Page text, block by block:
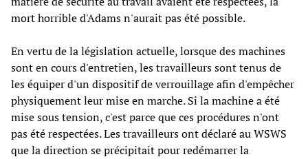
mort horrible d'Adams n'aurait pas été possible.
En vertu de la législation actuelle, lorsque des machines
sont en cours d'entretien, les travailleurs sont tenus de
les équiper d'un dispositif de verrouillage afin d'empêcher
physiquement leur mise en marche. Si la machine a été
mise sous tension, c'est parce que ces procédures n'ont
pas été respectées. Les travailleurs ont déclaré au WSWS
que la direction se précipitait pour redémarrer la